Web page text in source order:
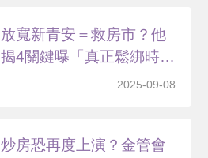
放寬新青安＝救房市？他
揭4關鍵曝「真正鬆綁時
2025-09-08
炒房恐再度上演？金管會